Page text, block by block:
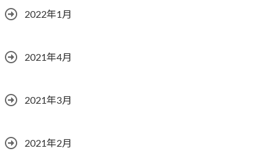
2022年1月
2021年4月
2021年3月
2021年2月